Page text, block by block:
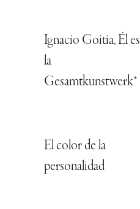
Ignacio Goitia, Él es
la
Gesamtkunstwerk*
El color de la
personalidad